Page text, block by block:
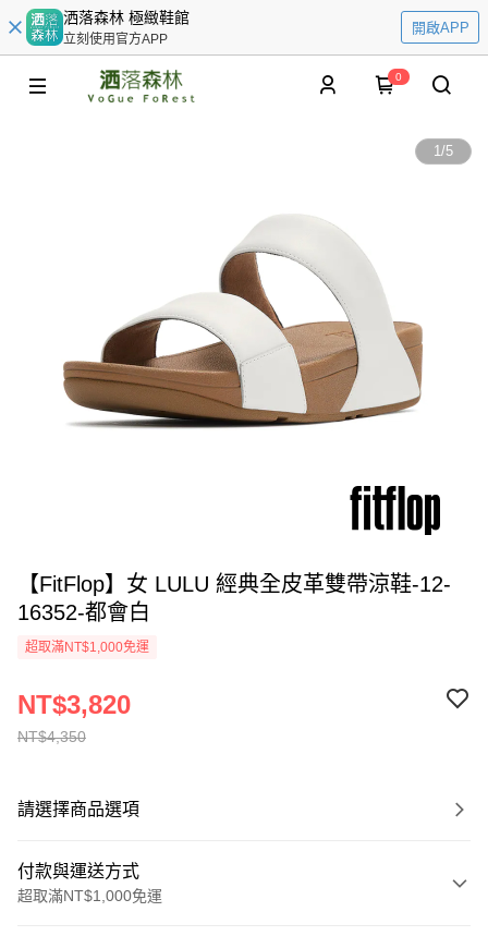
洒落森林 極緻鞋館
立刻使用官方APP
開啟APP
0
1/5
【FitFlop】女 LULU 經典全皮革雙帶涼鞋-12-
16352-都會白
超取滿NT$1,000免運
NT$4,350
NT$3,820
請選擇商品選項
付款與運送方式
超取滿NT$1,000免運